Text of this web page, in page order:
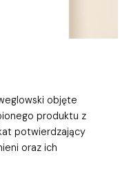
objęte
produktu z
potwierdzający
oraz ich